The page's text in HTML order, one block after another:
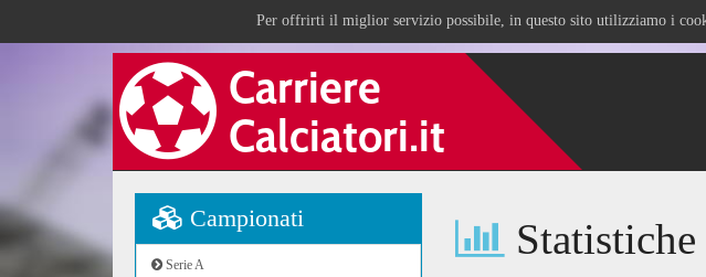
Per offrirti il miglior servizio possibile, in questo sito utilizziamo i
Campionati
Serie A